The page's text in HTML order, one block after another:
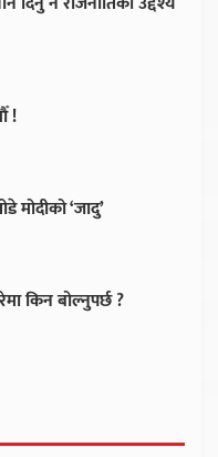
!
मोदीको ‘जादु’
किन बोल्नुपर्छ ?